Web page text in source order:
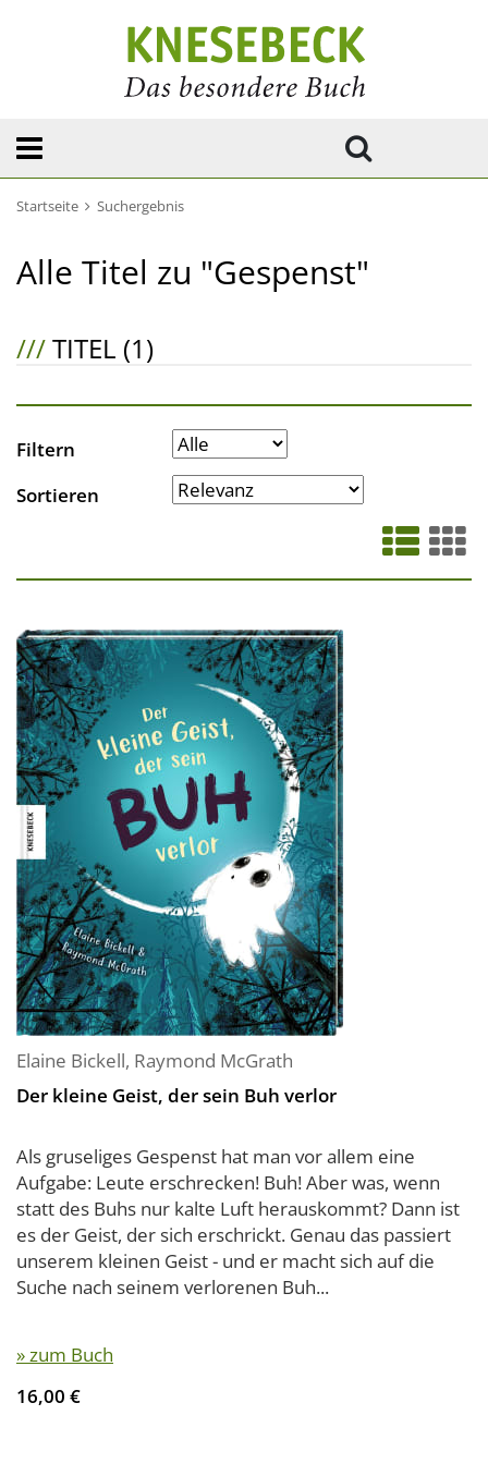
Startseite Suchergebnis
Alle Titel zu "Gespenst"
///TITEL (1)
Filtern
Sortieren
Elaine Bickell, Raymond McGrath
Der kleine Geist, der sein Buh verlor
Als gruseliges Gespenst hat man vor allem eine
Aufgabe: Leute erschrecken! Buh! Aber was, wenn
statt des Buhs nur kalte Luft herauskommt? Dann ist
es der Geist, der sich erschrickt. Genau das passiert
unserem kleinen Geist - und er macht sich auf die
Suche nach seinem verlorenen Buh...
» zum Buch
16,00 €